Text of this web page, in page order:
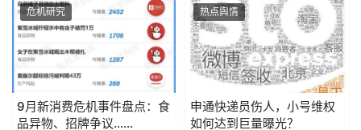
危机研究
9月新消费危机事件盘点：食
品异物、招牌争议……
热点舆情
申通快递员伤人，小号维权
如何达到巨量曝光？